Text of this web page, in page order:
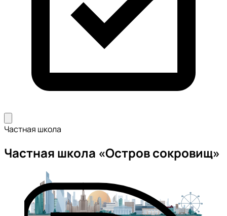
Частная школа
Частная школа «Остров сокровищ»